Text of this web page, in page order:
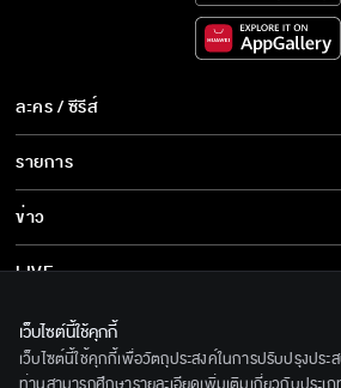
ละคร / ซีรีส์
ละคร/ซีรีส์
ซีรีส์นานาชาติ
การ์ตูน & เกม
รายการ
รายการทั้งหมด
ข่าว
ข่าวทั้งหมด
ข่าวประชาสัมพันธ์
LIVE
เกี่ยวกับเรา
BEC World
ติดตามเราได้ที่
เว็บไซต์นี้ใช้คุกกี้
เว็บไซต์นี้ใช้คุกกี้เพื่อวัตถุประสงค์ในการปรับปรุงประ